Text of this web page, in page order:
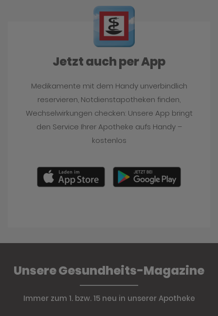
Jetzt auch per App
Medikamente mit dem Handy unverbindlich
reservieren, Notdienstapotheken finden,
Wechselwirkungen checken: Unsere App bringt
den Service Ihrer Apotheke aufs Handy –
kostenlos
Unsere Gesundheits-Magazine
Immer zum 1. bzw. 15 neu in unserer Apotheke